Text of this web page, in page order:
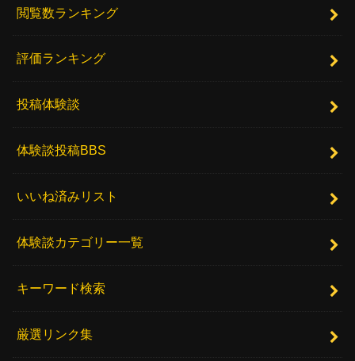
閲覧数ランキング
評価ランキング
投稿体験談
体験談投稿BBS
いいね済みリスト
体験談カテゴリー一覧
キーワード検索
厳選リンク集